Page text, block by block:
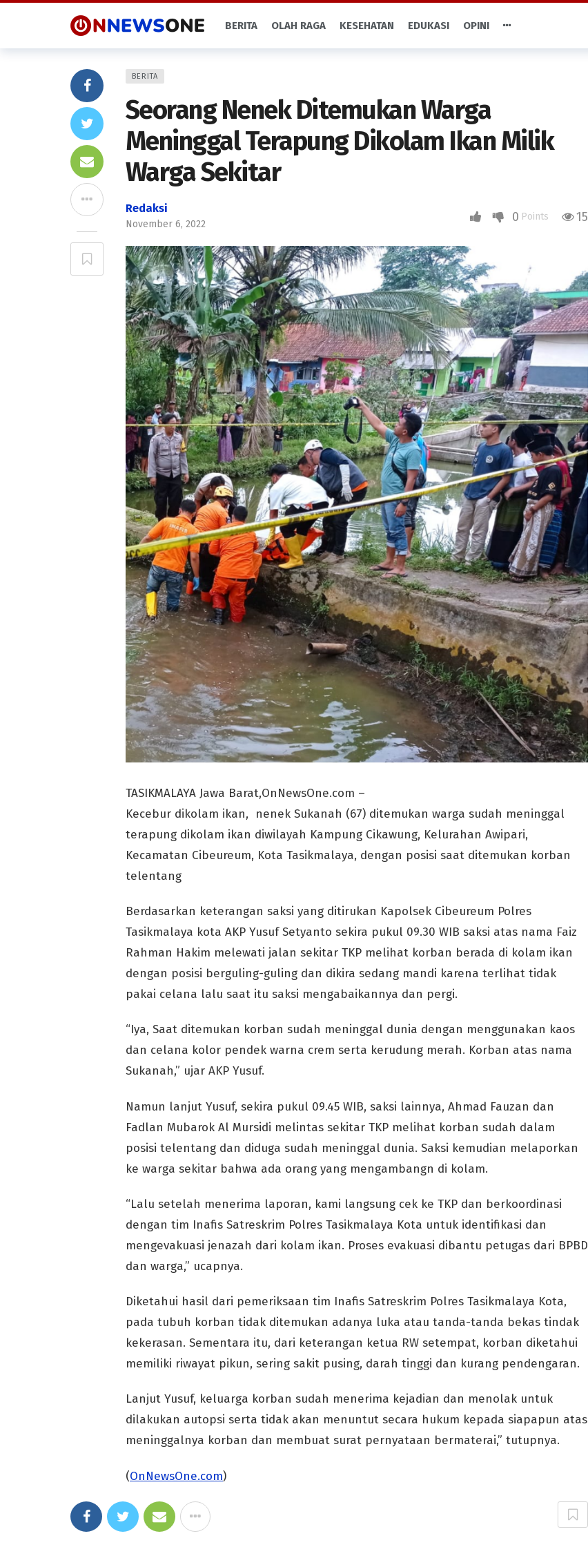
BERITA OLAH RAGA KESEHATAN EDUKASI OPINI
BERITA
Seorang Nenek Ditemukan Warga
Meninggal Terapung Dikolam Ikan Milik
Warga Sekitar
Redaksi
November 6, 2022 0 Points 15
TASIKMALAYA Jawa Barat,OnNewsOne.com –
Kecebur dikolam ikan, nenek Sukanah (67) ditemukan warga sudah meninggal
terapung dikolam ikan diwilayah Kampung Cikawung, Kelurahan Awipari,
Kecamatan Cibeureum, Kota Tasikmalaya, dengan posisi saat ditemukan korban
telentang
Berdasarkan keterangan saksi yang ditirukan Kapolsek Cibeureum Polres
Tasikmalaya kota AKP Yusuf Setyanto sekira pukul 09.30 WIB saksi atas nama Faiz
Rahman Hakim melewati jalan sekitar TKP melihat korban berada di kolam ikan
dengan posisi berguling-guling dan dikira sedang mandi karena terlihat tidak
pakai celana lalu saat itu saksi mengabaikannya dan pergi.
“Iya, Saat ditemukan korban sudah meninggal dunia dengan menggunakan kaos
dan celana kolor pendek warna crem serta kerudung merah. Korban atas nama
Sukanah,” ujar AKP Yusuf.
Namun lanjut Yusuf, sekira pukul 09.45 WIB, saksi lainnya, Ahmad Fauzan dan
Fadlan Mubarok Al Mursidi melintas sekitar TKP melihat korban sudah dalam
posisi telentang dan diduga sudah meninggal dunia. Saksi kemudian melaporkan
ke warga sekitar bahwa ada orang yang mengambangn di kolam.
“Lalu setelah menerima laporan, kami langsung cek ke TKP dan berkoordinasi
dengan tim Inafis Satreskrim Polres Tasikmalaya Kota untuk identifikasi dan
mengevakuasi jenazah dari kolam ikan. Proses evakuasi dibantu petugas dari BPBD
dan warga,” ucapnya.
Diketahui hasil dari pemeriksaan tim Inafis Satreskrim Polres Tasikmalaya Kota,
pada tubuh korban tidak ditemukan adanya luka atau tanda-tanda bekas tindak
kekerasan. Sementara itu, dari keterangan ketua RW setempat, korban diketahui
memiliki riwayat pikun, sering sakit pusing, darah tinggi dan kurang pendengaran.
Lanjut Yusuf, keluarga korban sudah menerima kejadian dan menolak untuk
dilakukan autopsi serta tidak akan menuntut secara hukum kepada siapapun atas
meninggalnya korban dan membuat surat pernyataan bermaterai,” tutupnya.
(OnNewsOne.com)